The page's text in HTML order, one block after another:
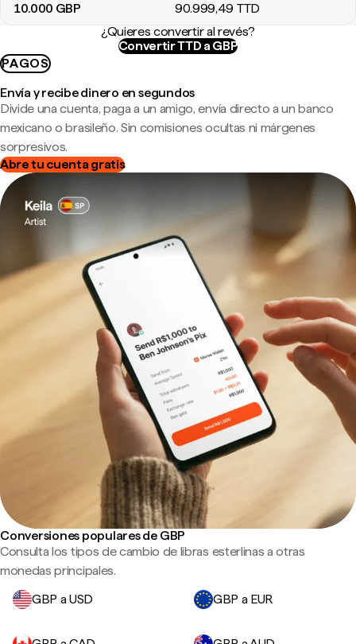
10.000 GBP 90.999,49 TTD
¿Quieres convertir al revés?
Convertir TTD a GBP
PAGOS
Envía y recibe dinero en segundos
Divide una cuenta, paga a un amigo, envía directo a un banco
mexicano o brasileño. Sin comisiones ocultas ni márgenes
sorpresivos.
Abre tu cuenta gratis
Conversiones populares de GBP
Consulta los tipos de cambio de libras esterlinas a otras
monedas principales.
GBP a USD
GBP a EUR